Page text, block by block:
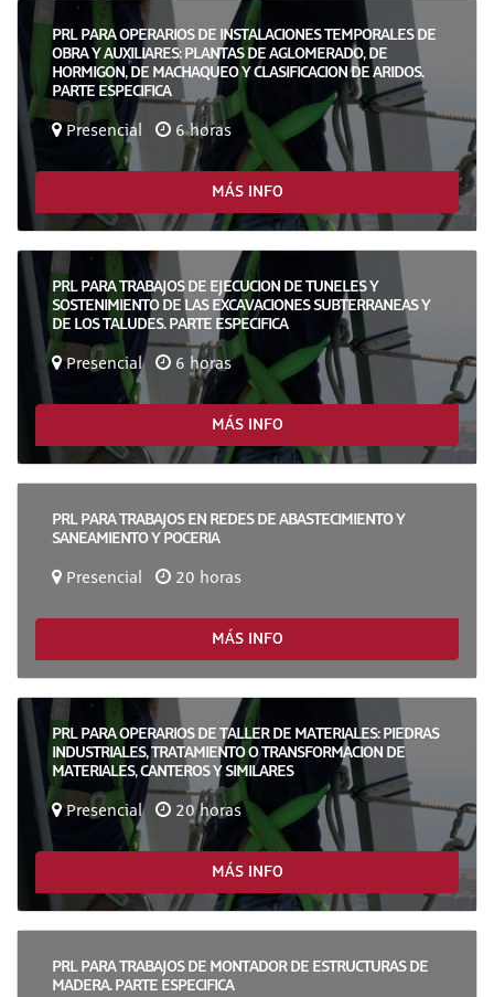
PRL PARA OPERARIOS DE INSTALACIONES TEMPORALES DE
OBRA Y AUXILIARES: PLANTAS DE AGLOMERADO, DE
HORMIGON, DE MACHAQUEO Y CLASIFICACION DE ARIDOS.
PARTE ESPECIFICA
Presencial 6 horas
MÁS INFO
PRL PARA TRABAJOS DE EJECUCION DE TUNELES Y
SOSTENIMIENTO DE LAS EXCAVACIONES SUBTERRANEAS Y
DE LOS TALUDES. PARTE ESPECIFICA
Presencial 6 horas
MÁS INFO
PRL PARA TRABAJOS EN REDES DE ABASTECIMIENTO Y
SANEAMIENTO Y POCERIA
Presencial 20 horas
MÁS INFO
PRL PARA OPERARIOS DE TALLER DE MATERIALES: PIEDRAS
INDUSTRIALES, TRATAMIENTO O TRANSFORMACION DE
MATERIALES, CANTEROS Y SIMILARES
Presencial 20 horas
MÁS INFO
PRL PARA TRABAJOS DE MONTADOR DE ESTRUCTURAS DE
MADERA. PARTE ESPECIFICA